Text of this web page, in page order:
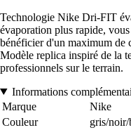
Technologie Nike Dri-FIT
évaporation plus rapide,
bénéficier d'un maximum de
Modèle replica inspiré de la
professionnels sur le terrain.
Informations
Marque
Nike
Couleur
gris/